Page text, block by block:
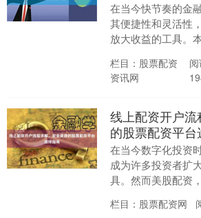
在当今快节奏的金
其便捷性和灵活性
放大收益的工具。
上配资的开户流程
助您快速开通低门
栏目：股票配资
资讯网
阅
线上配资开户
的股票配资平
在当今数字化投资
成为许多投资者扩
具。然而美股配资
如何选择安全可靠
开户流程，是每位
栏目：股票配资网